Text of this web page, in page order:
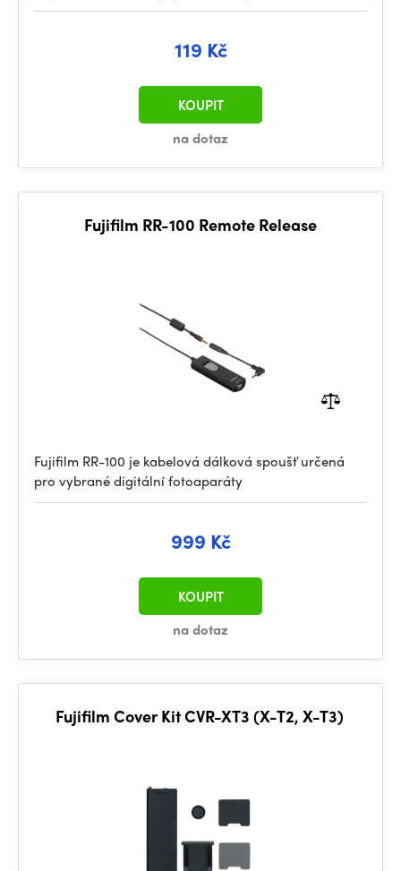
119 Kč
na dotaz
KOUPIT
Fujifilm RR-100 Remote Release
Fujifilm RR-100 je kabelová dálková spoušť určená
pro vybrané digitální fotoaparáty
999 Kč
na dotaz
KOUPIT
Fujifilm Cover Kit CVR-XT3 (X-T2, X-T3)